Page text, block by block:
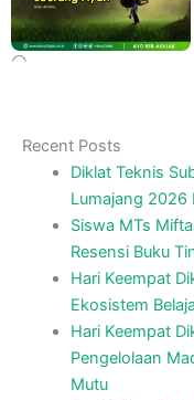
Recent Posts
Diklat Teknis
Lumajang 2026
Siswa MTs
Resensi Buku
Hari Keempat
Ekosistem
Hari Keempat
Pengelolaan
Mutu